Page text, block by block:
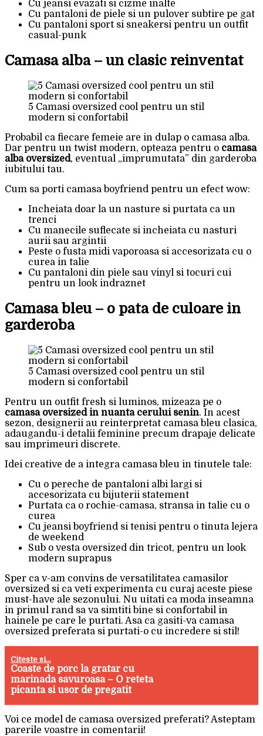
Cu jeansi evazati si cizme inalte
Cu pantaloni de piele si un pulover subtire pe gat
Cu pantaloni sport si sneakersi pentru un outfit
casual-punk
Camasa alba – un clasic reinventat
5 Camasi oversized cool pentru un stil
modern si confortabil
Probabil ca fiecare femeie are in dulap o camasa alba.
Dar pentru un twist modern, opteaza pentru o camasa
alba oversized, eventual „imprumutata” din garderoba
iubitului tau.
Cum sa porti camasa boyfriend pentru un efect wow:
Incheiata doar la un nasture si purtata ca un
trenci
Cu manecile suflecate si incheiata cu nasturi
aurii sau argintii
Peste o fusta midi vaporoasa si accesorizata cu o
curea in talie
Cu pantaloni din piele sau vinyl si tocuri cui
pentru un look indraznet
Camasa bleu – o pata de culoare in
garderoba
5 Camasi oversized cool pentru un stil
modern si confortabil
Pentru un outfit fresh si luminos, mizeaza pe o
camasa oversized in nuanta cerului senin. In acest
sezon, designerii au reinterpretat camasa bleu clasica,
adaugandu-i detalii feminine precum drapaje delicate
sau imprimeuri discrete.
Idei creative de a integra camasa bleu in tinutele tale:
Cu o pereche de pantaloni albi largi si
accesorizata cu bijuterii statement
Purtata ca o rochie-camasa, stransa in talie cu o
curea
Cu jeansi boyfriend si tenisi pentru o tinuta lejera
de weekend
Sub o vesta oversized din tricot, pentru un look
modern suprapus
Sper ca v-am convins de versatilitatea camasilor
oversized si ca veti experimenta cu curaj aceste piese
must-have ale sezonului. Nu uitati ca moda inseamna
in primul rand sa va simtiti bine si confortabil in
hainele pe care le purtati. Asa ca gasiti-va camasa
oversized preferata si purtati-o cu incredere si stil!
Citeste si...
Coaste de porc la gratar cu
marinada savuroasa – O reteta
picanta si usor de pregatit
Voi ce model de camasa oversized preferati? Asteptam
parerile voastre in comentarii!